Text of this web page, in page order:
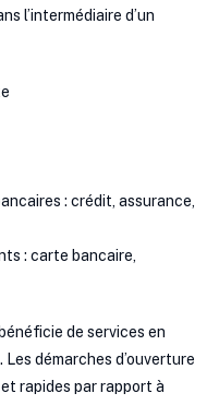
l’intermédiaire d’un
: crédit, assurance,
: carte bancaire,
de services en
démarches d’ouverture
rapides par rapport à